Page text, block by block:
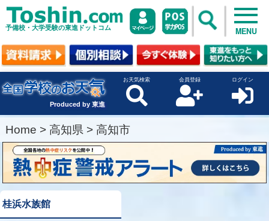
予備校・大学受験の東進ドットコム MENU
Produced by 東進
お天気検索 会員登録 ログイン
Home > 高知県 > 高知市
桂浜水族館